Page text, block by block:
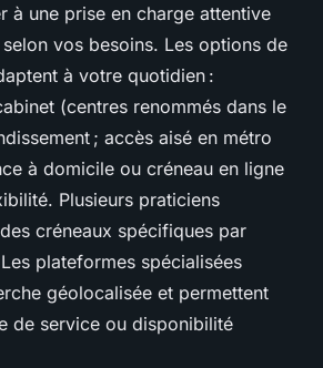
à une prise en charge attentive
vos besoins. Les options de
à votre quotidien :
(centres renommés dans le
; accès aisé en métro
à domicile ou créneau en ligne
Plusieurs praticiens
créneaux spécifiques par
plateformes spécialisées
géolocalisée et permettent
de service ou disponibilité